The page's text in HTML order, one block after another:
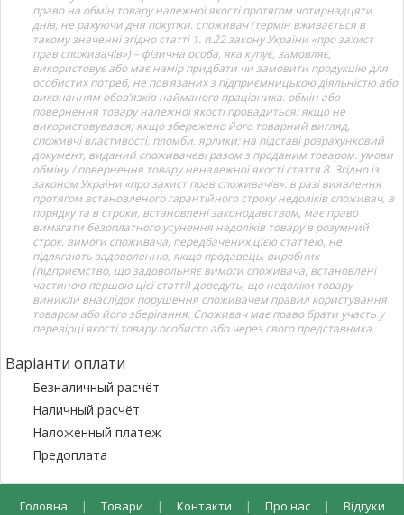
право на обмін товару належної якості протягом чотирнадцяти
днів, не рахуючи дня покупки. споживач (термін вживається в
такому значенні згідно статті 1. п.22 закону України «про захист
прав споживачів») – фізична особа, яка купує, замовляє,
використовує або має намір придбати чи замовити продукцію для
особистих потреб, не пов’язаних з підприємницькою діяльністю або
виконанням обов’язків найманого працівника. обмін або
повернення товару належної якості провадиться: якщо не
використовувався; якщо збережено його товарний вигляд,
споживчі властивості, пломби, ярлики; на підставі розрахунковий
документ, виданий споживачеві разом з проданим товаром. умови
обміну / повернення товару неналежної якості стаття 8. Згідно із
законом України «про захист прав споживачів»: в разі виявлення
протягом встановленого гарантійного строку недоліків споживач, в
порядку та в строки, встановлені законодавством, має право
вимагати безоплатного усунення недоліків товару в розумний
строк. вимоги споживача, передбачених цією статтею, не
підлягають задоволенню, якщо продавець, виробник
(підприємство, що задовольняє вимоги споживача, встановлені
частиною першою цієї статті) доведуть, що недоліки товару
виникли внаслідок порушення споживачем правил користування
товаром або його зберігання. Споживач має право брати участь у
перевірці якості товару особисто або через свого представника.
Варіанти оплати
Безналичный расчёт
Наличный расчёт
Наложенный платеж
Предоплата
Головна | Товари | Контакти | Про нас | Відгуки